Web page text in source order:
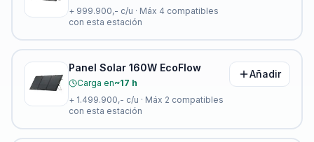
+ 999.900,- c/u · Máx 4 compatibles
con esta estación
Panel Solar 160W EcoFlow
Carga en~17 h
+ 1.499.900,- c/u · Máx 2 compatibles
con esta estación
Añadir